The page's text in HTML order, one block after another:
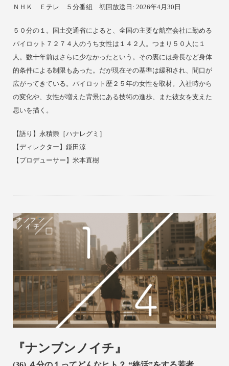
ＮＨＫ Ｅテレ ５分番組 初回放送日: 2026年4月30日
５０分の１。国土交通省によると、全国の主要な航空会社に勤める
パイロット７２７４人のうち女性は１４２人。つまり５０人に１
人。数十年前はさらに少なかったという。その裏には身長など身体
的条件による制限もあった。だが現在その基準は緩和され、間口が
広がってきている。パイロット歴２５年の女性を取材。入社時から
の変化や、女性が増えた背景にある技術の進歩、また彼女を支えた
思いを描く。
【語り】 永積崇［ハナレグミ］
【ディレクター】鎌田涼
【プロデューサー】米本直樹
『ナンブンノイチ』